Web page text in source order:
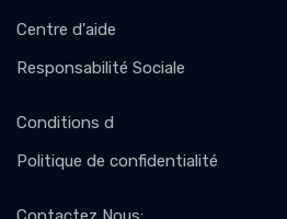
Centre d'aide
Responsabilité Sociale
Conditions d
Politique de confidentialité